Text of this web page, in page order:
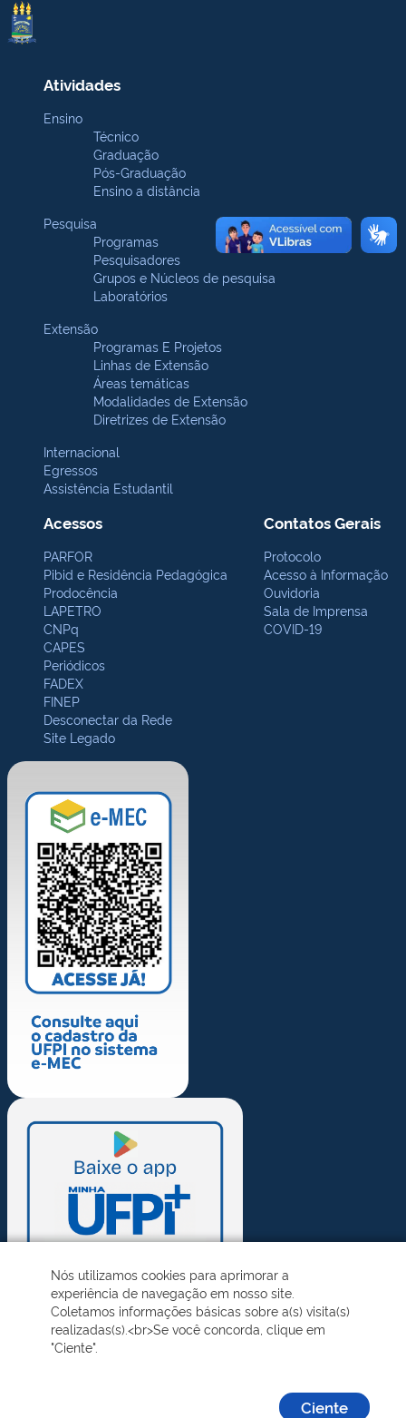
Atividades
Ensino
Técnico
Graduação
Pós-Graduação
Ensino a distância
Pesquisa
Programas
Pesquisadores
Grupos e Núcleos de pesquisa
Laboratórios
Extensão
Programas E Projetos
Linhas de Extensão
Áreas temáticas
Modalidades de Extensão
Diretrizes de Extensão
Internacional
Egressos
Assistência Estudantil
Acessos
PARFOR
Pibid e Residência Pedagógica
Prodocência
LAPETRO
CNPq
CAPES
Periódicos
FADEX
FINEP
Desconectar da Rede
Site Legado
Contatos Gerais
Protocolo
Acesso à Informação
Ouvidoria
Sala de Imprensa
COVID-19
Nós utilizamos cookies para aprimorar a
experiência de navegação em nosso site.
Coletamos informações básicas sobre a(s) visita(s)
realizadas(s).<br>Se você concorda, clique em
"Ciente".
Ciente